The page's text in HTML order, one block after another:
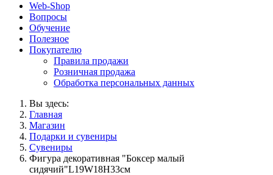
Web-Shop
Вопросы
Обучение
Полезное
Покупателю
Правила продажи
Розничная продажа
Обработка персональных данных
Вы здесь:
Главная
Магазин
Подарки и сувениры
Сувениры
Фигура декоративная "Боксер малый
сидячий"L19W18H33см